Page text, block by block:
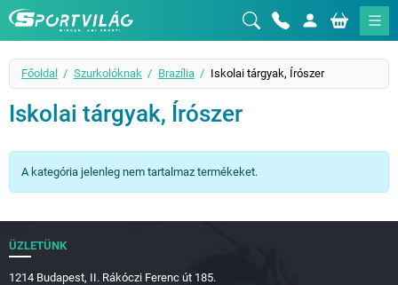
Sportvilág
Főoldal Szurkolóknak Brazília Iskolai tárgyak, Írószer
Iskolai tárgyak, Írószer
A kategória jelenleg nem tartalmaz termékeket.
ÜZLETÜNK
1214 Budapest, II. Rákóczi Ferenc út 185.